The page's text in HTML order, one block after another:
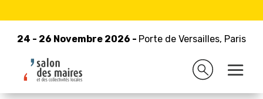
24 - 26 Novembre 2026 - Porte de Versailles, Paris
24 - 26 Novembre 2026 - Porte de Versailles, Paris
Retour à la liste des exposants
CAME FRANCE